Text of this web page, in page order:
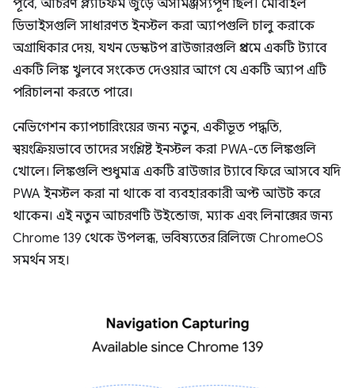
পূর্বে, আচরণ প্ল্যাটফর্ম জুড়ে অসামঞ্জস্যপূর্ণ ছিল। মোবাইল
ডিভাইসগুলি সাধারণত ইনস্টল করা অ্যাপগুলি চালু করাকে
অগ্রাধিকার দেয়, যখন ডেস্কটপ ব্রাউজারগুলি প্রথমে একটি ট্যাবে
একটি লিঙ্ক খুলবে সংকেত দেওয়ার আগে যে একটি অ্যাপ এটি
পরিচালনা করতে পারে।
নেভিগেশন ক্যাপচারিংয়ের জন্য নতুন, একীভূত পদ্ধতি,
স্বয়ংক্রিয়ভাবে তাদের সংশ্লিষ্ট ইনস্টল করা PWA-তে লিঙ্কগুলি
খোলে। লিঙ্কগুলি শুধুমাত্র একটি ব্রাউজার ট্যাবে ফিরে আসবে যদি
PWA ইনস্টল করা না থাকে বা ব্যবহারকারী অপ্ট আউট করে
থাকেন। এই নতুন আচরণটি উইন্ডোজ, ম্যাক এবং লিনাক্সের জন্য
Chrome 139 থেকে উপলব্ধ, ভবিষ্যতের রিলিজে ChromeOS
সমর্থন সহ।